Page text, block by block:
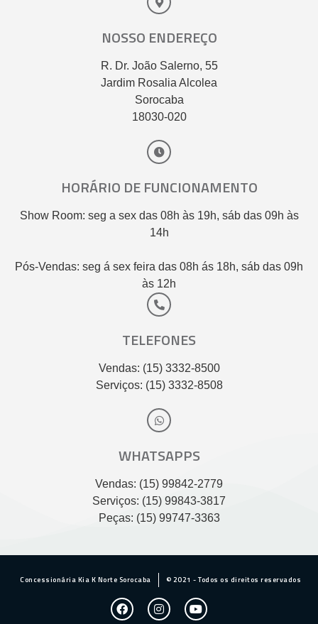
NOSSO ENDEREÇO
R. Dr. João Salerno, 55
Jardim Rosalia Alcolea
Sorocaba
18030-020
HORÁRIO DE FUNCIONAMENTO
Show Room: seg a sex das 08h às 19h, sáb das 09h às
14h
Pós-Vendas: seg á sex feira das 08h ás 18h, sáb das 09h
às 12h
TELEFONES
Vendas: (15) 3332-8500
Serviços: (15) 3332-8508
WHATSAPPS
Vendas: (15) 99842-2779
Serviços: (15) 99843-3817
Peças: (15) 99747-3363
Concessionária Kia K Norte Sorocaba © 2021 - Todos os direitos reservados